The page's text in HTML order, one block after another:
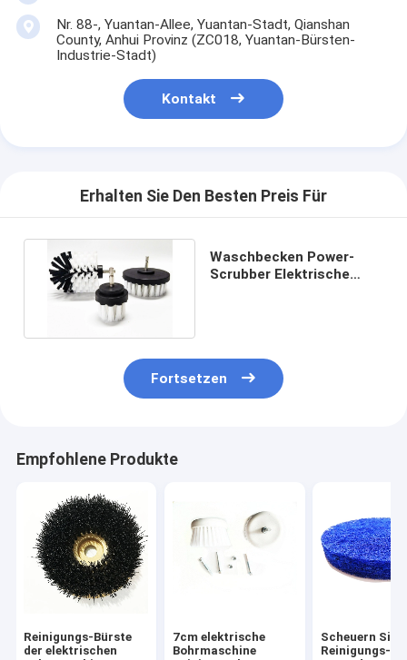
Nr. 88-, Yuantan-Allee, Yuantan-Stadt, Qianshan
County, Anhui Provinz (ZC018, Yuantan-Bürsten-
Industrie-Stadt)
Kontakt
Erhalten Sie Den Besten Preis Für
Waschbecken Power-
Scrubber Elektrische
Fortsetzen
Empfohlene Produkte
Reinigungs-Bürste
der elektrischen
7cm elektrische
Bohrmaschine
Scheuern Sie
Reinigungs-